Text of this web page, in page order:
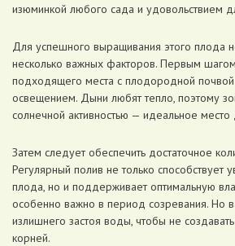
изюминкой любого сада и удовольствием
Для успешного выращивания этого плода
несколько важных факторов. Первым
подходящего места с плодородной
освещением. Дыни любят тепло, поэтому
солнечной активностью — идеальное место
Затем следует обеспечить достаточное
Регулярный полив не только способствует
плода, но и поддерживает оптимальную
особенно важно в период созревания. Но
излишнего застоя воды, чтобы не
корней.